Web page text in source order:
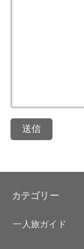
送信
カテゴリー
一人旅ガイド